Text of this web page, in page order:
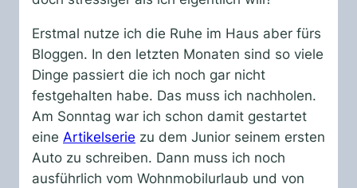
Erstmal nutze ich die Ruhe im Haus aber fürs
Bloggen. In den letzten Monaten sind so viele
Dinge passiert die ich noch gar nicht
festgehalten habe. Das muss ich nachholen.
Am Sonntag war ich schon damit gestartet
eine Artikelserie zu dem Junior seinem ersten
Auto zu schreiben. Dann muss ich noch
ausführlich vom Wohnmobilurlaub und von